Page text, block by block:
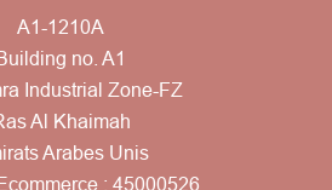
A1-1210A
no. A1
Industrial Zone-FZ
Al Khaimah
Arabes Unis
: 45000526